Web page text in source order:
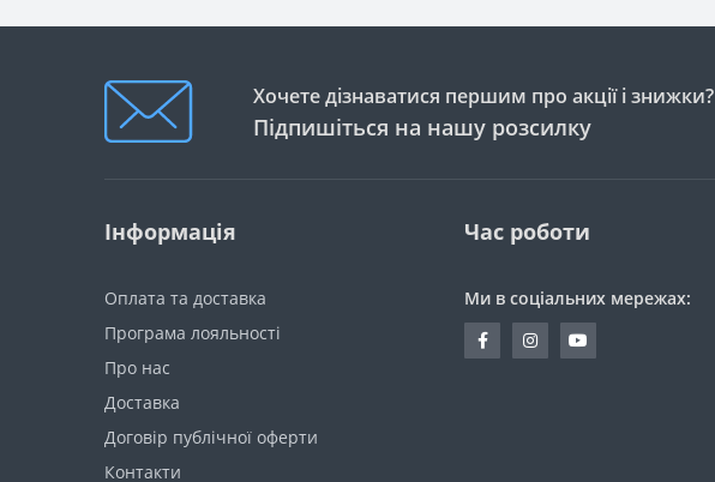
Хочете дізнаватися першим про акції і знижки?
Підпишіться на нашу розсилку
Інформація
Оплата та доставка
Програма лояльності
Про нас
Доставка
Договір публічної оферти
Контакти
Час роботи
Ми в соціальних мережах: